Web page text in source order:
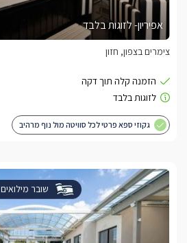
אפיריון- לזוגות בלבד
צימרים בצפון, חזון
גקוזי ספא פרטי לכל סוויטה מול נוף מרהיב
שובר מילואים